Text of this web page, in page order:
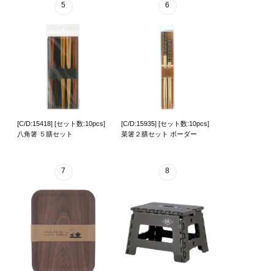
5
[C/D:15418] [セット数:10pcs]
八角箸 ５膳セット
6
[C/D:15935] [セット数:10pcs]
菜箸２膳セット ボーダー
7 8